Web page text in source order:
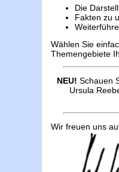
Die
Fakten zu
Wählen Sie
Themengebiete
NEU! Schauen
Ursula
Wir freuen uns